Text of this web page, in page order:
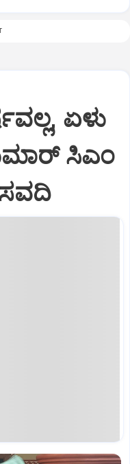
ಏಳು
ಸಿಎಂ
ಸವದಿ